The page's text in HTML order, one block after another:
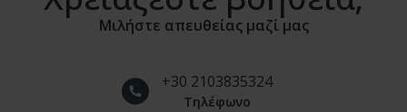
Μιλήστε απευθείας μαζί μας
+30 2103835324
Τηλέφωνο